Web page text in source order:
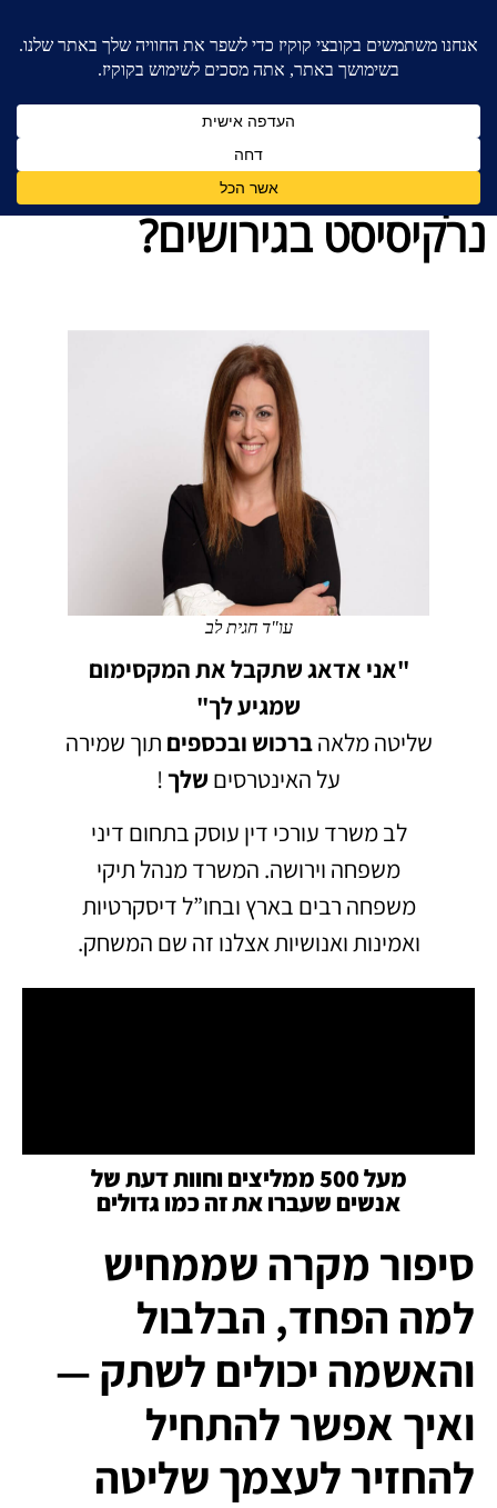
איך להתמודד עם בעל נרקיסיסט בגירושים?
איך להתמודד עם בעל
נרקיסיסט בגירושים?
עו"ד חגית לב
"אני אדאג שתקבל את המקסימום
שמגיע לך"
שליטה מלאהברכוש ובכספים תוך שמירה
על האינטרסים שלך!
לב משרד עורכי דין עוסק בתחום דיני
משפחה וירושה. המשרד מנהל תיקי
משפחה רבים בארץ ובחו”ל דיסקרטיות
ואמינות ואנושיות אצלנו זה שם המשחק.
מעל 500 ממליצים וחוות דעת של
אנשים שעברו את זה כמו גדולים
סיפור מקרה שממחיש
למה הפחד, הבלבול
והאשמה יכולים לשתק —
ואיך אפשר להתחיל
להחזיר לעצמך שליטה